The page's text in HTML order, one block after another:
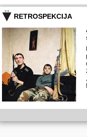
RETROSPEKCIJA